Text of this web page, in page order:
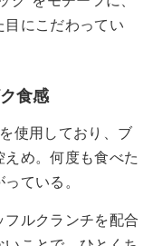
目にこだわってい
食感
使用しており、ブ
め。何度も食べた
ている。
フルクランチを配合